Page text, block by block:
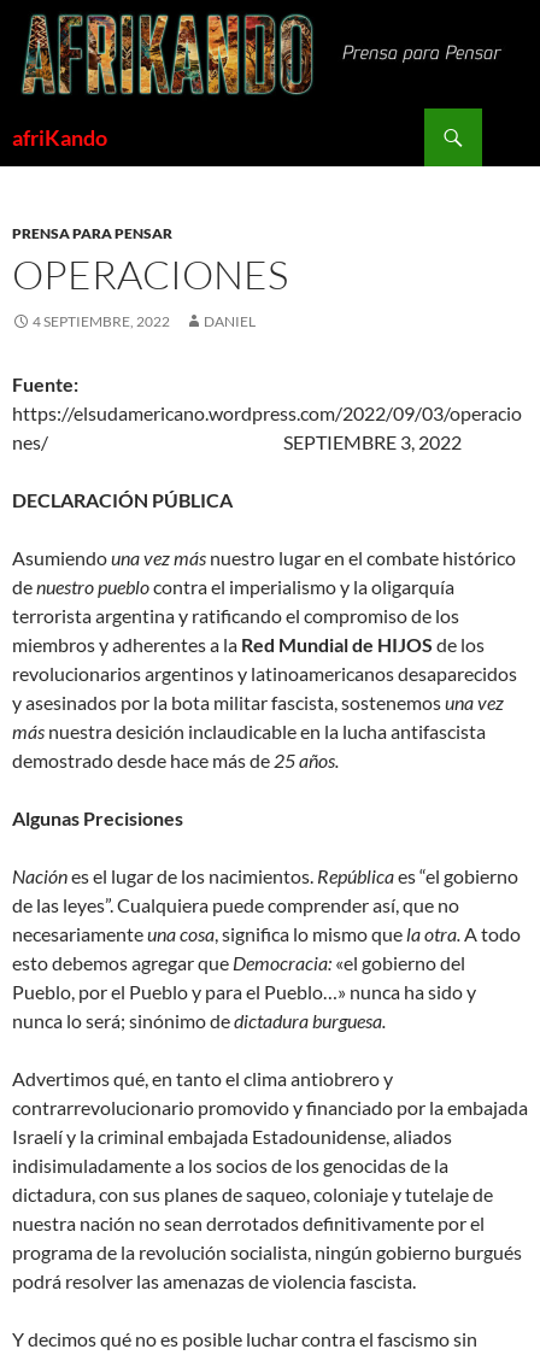
Saltar
contenido
afriKando
PRENSA PARA PENSAR
OPERACIONES
4 SEPTIEMBRE, 2022 DANIEL
Fuente:
https://elsudamericano.wordpress.com/2022/09/03/operacio
nes/ SEPTIEMBRE 3, 2022
DECLARACIÓN PÚBLICA
Asumiendouna vez más nuestro lugar en el combate histórico
denuestro pueblocontra el imperialismo y la oligarquía
terrorista argentina y ratificando el compromiso de los
miembros y adherentes a la Red Mundial de HIJOS de los
revolucionarios argentinos y latinoamericanos desaparecidos
y asesinados por la bota militar fascista, sostenemosuna vez
más nuestra desición inclaudicable en la lucha antifascista
demostrado desde hace más de 25 años.
Algunas Precisiones
Naciónes el lugar de los nacimientos. Repúblicaes “el gobierno
de las leyes”. Cualquiera puede comprender así, que no
necesariamenteuna cosa, significa lo mismo que la otra.A todo
esto debemos agregar que Democracia: «el gobierno del
Pueblo, por el Pueblo y para el Pueblo…» nunca ha sido y
nunca lo será; sinónimo dedictadura burguesa.
Advertimos qué, en tanto el clima antiobrero y
contrarrevolucionario promovido y financiado por la embajada
Israelí y la criminal embajada Estadounidense, aliados
indisimuladamente a los socios de los genocidas de la
dictadura, con sus planes de saqueo, coloniaje y tutelaje de
nuestra nación no sean derrotados definitivamente por el
programa de la revolución socialista, ningún gobierno burgués
podrá resolver las amenazas de violencia fascista.
Y decimos qué no es posible luchar contra el fascismo sin